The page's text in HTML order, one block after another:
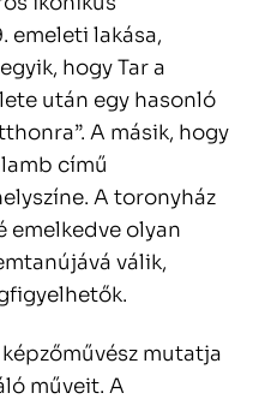
emeleti lakása,
hogy Tar a
után egy hasonló
A másik, hogy
című
A toronyház
emelkedve olyan
válik,
mutatja
műveit. A